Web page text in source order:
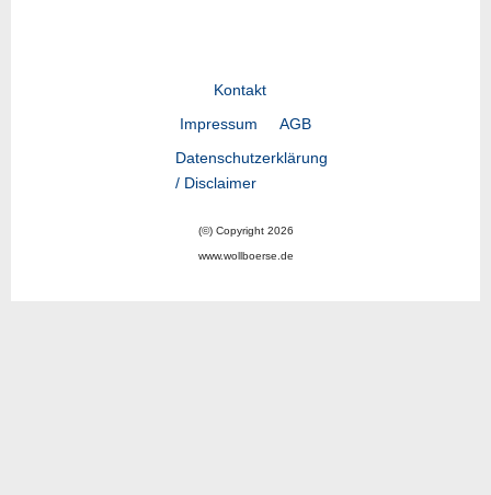
Kontakt
Impressum
AGB
Datenschutzerklärung
/ Disclaimer
(©) Copyright 2026
www.wollboerse.de